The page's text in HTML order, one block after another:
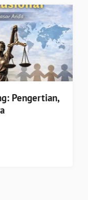
Pengertian,